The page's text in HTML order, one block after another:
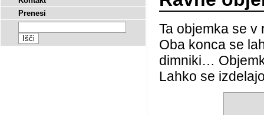
Ta objemka se v
Oba konca se
dimniki…
Lahko se
Prenesi